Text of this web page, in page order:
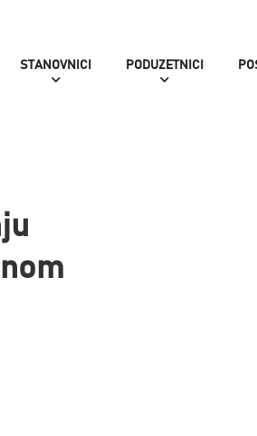
STANOVNICI PODUZETNICI